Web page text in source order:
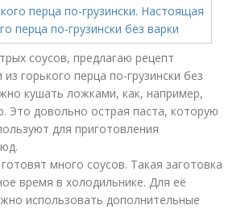
Аджика с горьким
Аджика с яблоками
соусов, предлагаю рецепт
горького перца по-грузински без
кушать ложками, как, например,
Это довольно острая паста, которую
для приготовления
много соусов. Такая заготовка
время в холодильнике. Для её
использовать дополнительные